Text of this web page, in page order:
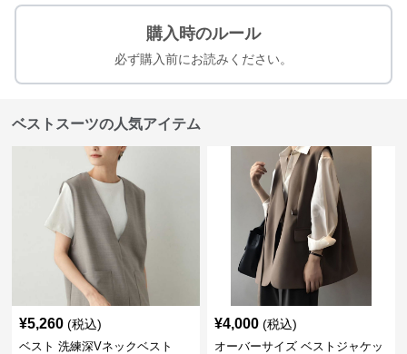
購入時のルール
必ず購入前にお読みください。
ベストスーツの人気アイテム
¥5,260 (税込)
ベスト 洗練深Vネックベスト
¥4,000 (税込)
オーバーサイズ ベストジャケッ